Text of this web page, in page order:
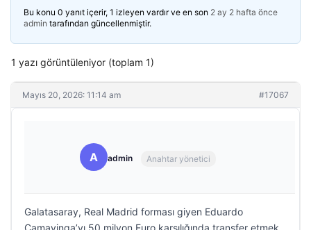
Bu konu 0 yanıt içerir, 1 izleyen vardır ve en son 2 ay 2 hafta önce
admin tarafından güncellenmiştir.
1 yazı görüntüleniyor (toplam 1)
Mayıs 20, 2026: 11:14 am #17067
A admin Anahtar yönetici
Galatasaray, Real Madrid forması giyen Eduardo
Camavinga’yı 50 milyon Euro karşılığında transfer etmek